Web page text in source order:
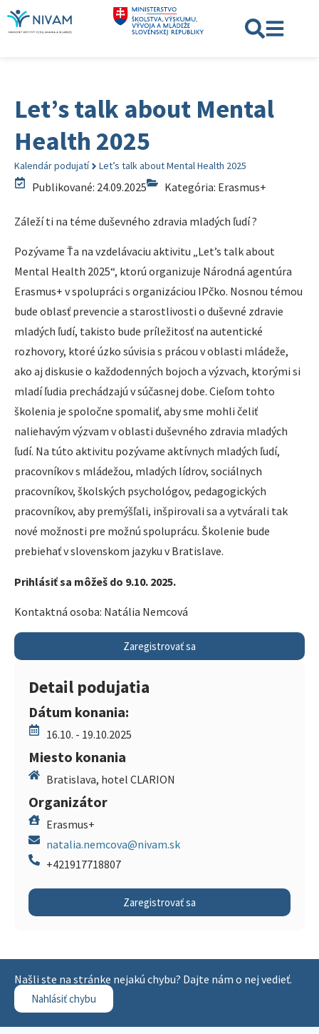
Let’s talk about Mental
Health 2025
Kalendár podujatí Let’s talk about Mental Health 2025
Publikované: 24.09.2025 Kategória: Erasmus+
Záleží ti na téme duševného zdravia mladých ľudí ?
Pozývame Ťa na vzdelávaciu aktivitu „Let’s talk about
Mental Health 2025“, ktorú organizuje Národná agentúra
Erasmus+ v spolupráci s organizáciou IPčko. Nosnou témou
bude oblasť prevencie a starostlivosti o duševné zdravie
mladých ľudí, takisto bude príležitosť na autentické
rozhovory, ktoré úzko súvisia s prácou v oblasti mládeže,
ako aj diskusie o každodenných bojoch a výzvach, ktorými si
mladí ľudia prechádzajú v súčasnej dobe. Cieľom tohto
školenia je spoločne spomaliť, aby sme mohli čeliť
naliehavým výzvam v oblasti duševného zdravia mladých
ľudí. Na túto aktivitu pozývame aktívnych mladých ľudí,
pracovníkov s mládežou, mladých lídrov, sociálnych
pracovníkov, školských psychológov, pedagogických
pracovníkov, aby premýšľali, inšpirovali sa a vytvárali tak
nové možnosti pre možnú spoluprácu. Školenie bude
prebiehať v slovenskom jazyku v Bratislave.
Prihlásiť sa môžeš do 9.10. 2025.
Kontaktná osoba: Natália Nemcová
Zaregistrovať sa
Detail podujatia
Dátum konania:
16.10. - 19.10.2025
Miesto konania
Bratislava, hotel CLARION
Organizátor
Erasmus+
natalia.nemcova@nivam.sk
+421917718807
Zaregistrovať sa
Našli ste na stránke nejakú chybu? Dajte nám o nej vedieť.
Nahlásiť chybu